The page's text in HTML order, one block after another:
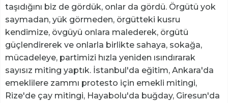
taşıdığını biz de gördük, onlar da gördü. Örgütü yok
saymadan, yük görmeden, örgütteki kusru
kendimize, övgüyü onlara malederek, örgütü
güçlendirerek ve onlarla birlikte sahaya, sokağa,
mücadeleye, partimizi hızla yeniden ısındırarak
sayısız miting yaptık. İstanbul'da eğitim, Ankara'da
emeklilere zammı protesto için emekli mitingi,
Rize'de çay mitingi, Hayabolu'da buğday, Giresun'da